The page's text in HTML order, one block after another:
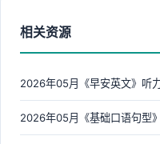
相关资源
2026年05月《早安英文》听
2026年05月《基础口语句型